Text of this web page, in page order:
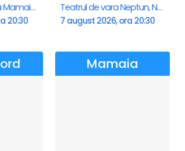
Restaurant Dorna Mamaia, Mamaia
20:30
Teatrul de vara Neptun, Neptun
7 august 2026, ora 20:30
Mamaia